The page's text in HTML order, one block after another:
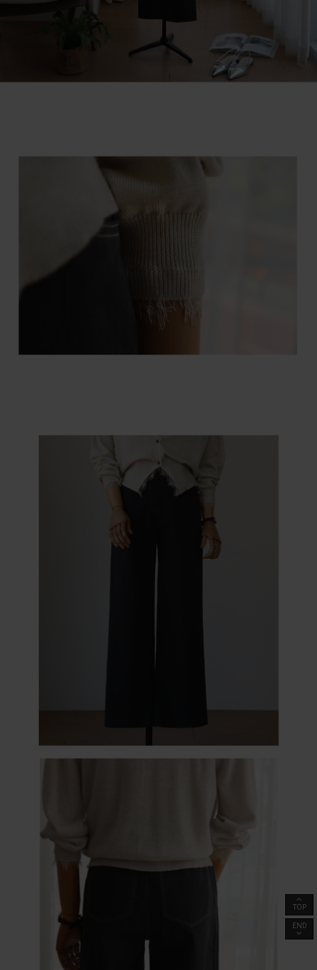
TOP
END